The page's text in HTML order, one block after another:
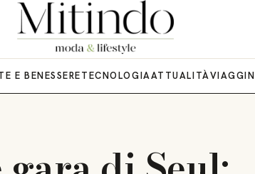
E BENESSERETECNOLOGIAATTUALITÀVIAGGI